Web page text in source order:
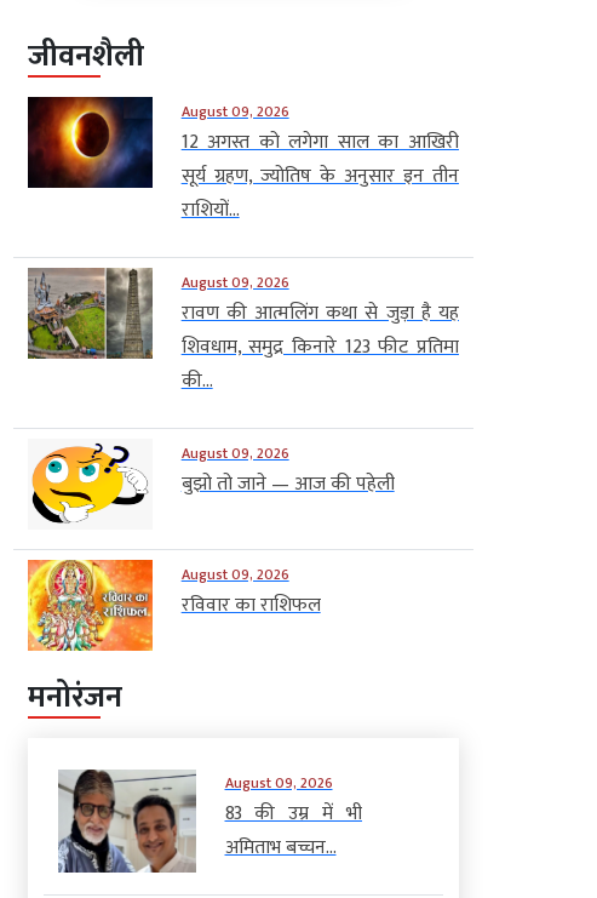
जीवनशैली
August 09, 2026
12 अगस्त को लगेगा साल का आखिरी
सूर्य ग्रहण, ज्योतिष के अनुसार इन तीन
राशियों...
August 09, 2026
रावण की आत्मलिंग कथा से जुड़ा है यह
शिवधाम, समुद्र किनारे 123 फीट प्रतिमा
की...
August 09, 2026
बुझो तो जाने — आज की पहेली
August 09, 2026
रविवार का राशिफल
मनोरंजन
August 09, 2026
83 की उम्र में भी
अमिताभ बच्चन...